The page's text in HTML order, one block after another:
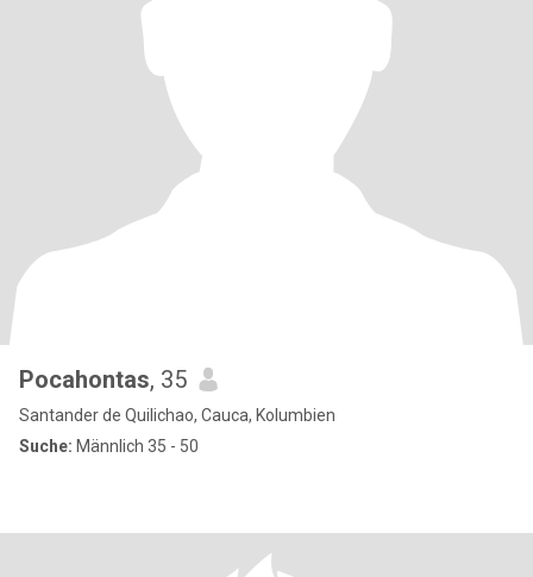
Pocahontas, 35
Santander de Quilichao, Cauca, Kolumbien
Suche: Männlich 35 - 50